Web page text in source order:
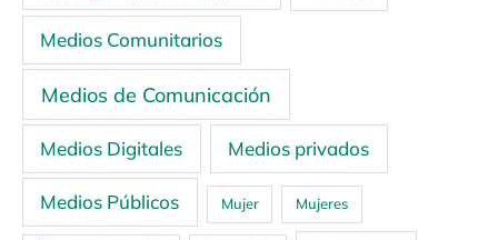
Medios Comunitarios
Medios de Comunicación
Medios Digitales Medios privados
Medios Públicos Mujer Mujeres